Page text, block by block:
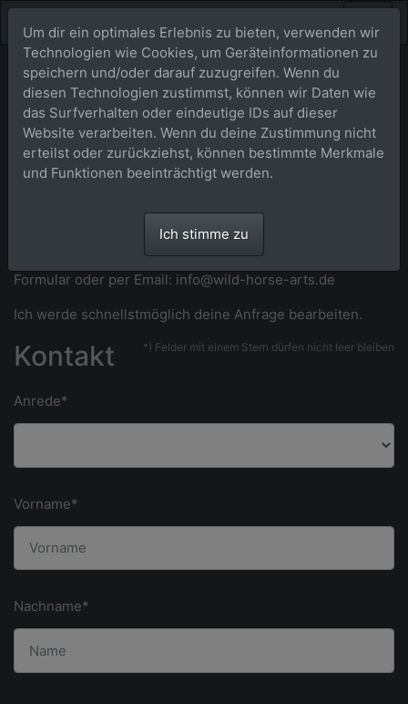
Du hast Fragen? Kontaktiere mich über nebenstehendes
Formular oder per Email: info@wild-horse-arts.de
Ich werde schnellstmöglich deine Anfrage bearbeiten.
*) Felder mit einem Stern dürfen nicht leer bleiben
Kontakt
Anrede*
Vorname*
Nachname*
Um dir ein optimales Erlebnis zu bieten, verwenden wir
Technologien wie Cookies, um Geräteinformationen zu
speichern und/oder darauf zuzugreifen. Wenn du
diesen Technologien zustimmst, können wir Daten wie
das Surfverhalten oder eindeutige IDs auf dieser
Website verarbeiten. Wenn du deine Zustimmung nicht
erteilst oder zurückziehst, können bestimmte Merkmale
und Funktionen beeinträchtigt werden.
Ich stimme zu